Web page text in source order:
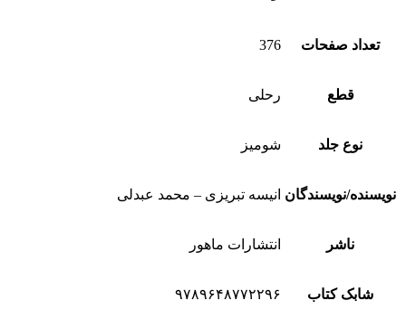
تعداد صفحات 376
قطع رحلی
نوع جلد شومیز
نویسنده/نویسندگان انیسه تبریزی – محمد عبدلی
ناشر انتشارات ماهور
شابک کتاب ۹۷۸۹۶۴۸۷۷۲۲۹۶